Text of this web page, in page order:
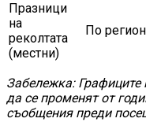
Празници
на
реколтата
(местни)
По регион
Забележка: Графиците
да се променят от
съобщения преди